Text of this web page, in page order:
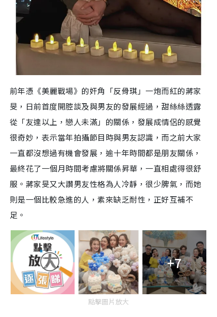
前年憑《美麗戰場》的奸角「反骨琪」一炮而紅的蔣家
旻，日前首度開腔談及與男友的發展經過，甜絲絲透露
從「友達以上，戀人未滿」的關係，發展成情侶的感覺
很奇妙，表示當年拍攝節目時與男友認識，而之前大家
一直都沒想過有機會發展，逾十年時間都是朋友關係，
最終花了一個月時間考慮將關係昇華，一直相處得很舒
服。蔣家旻又大讚男友性格為人冷靜，很少脾氣，而她
則是一個比較急進的人，素來缺乏耐性，正好互補不
足。
+7
點擊圖片放大